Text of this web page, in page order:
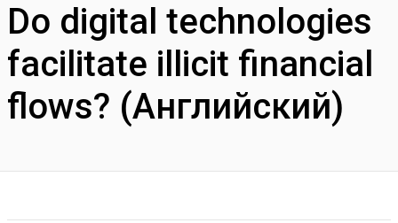
Do digital technologies
facilitate illicit financial
flows? (Английский)